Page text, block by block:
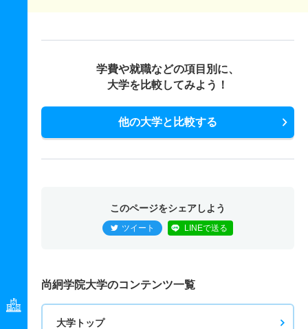
学費や就職などの項目別に、
大学を比較してみよう！
他の大学と比較する
このページをシェアしよう
ツイート LINEで送る
尚絅学院大学のコンテンツ一覧
大学トップ